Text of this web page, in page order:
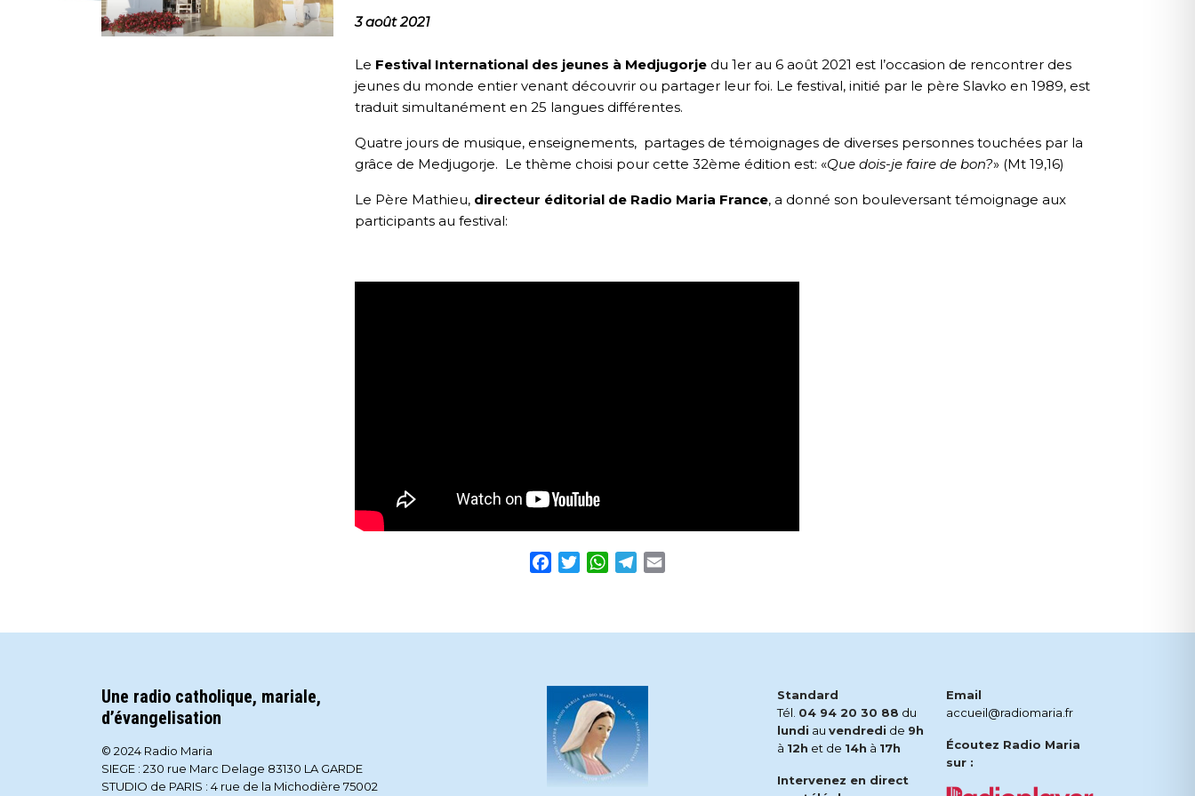
3 août 2021
Le Festival International des jeunes à Medjugorje du 1er au 6 août 2021 est l’occasion de rencontrer des
jeunes du monde entier venant découvrir ou partager leur foi. Le festival, initié par le père Slavko en 1989, est
traduit simultanément en 25 langues différentes.
Quatre jours de musique, enseignements, partages de témoignages de diverses personnes touchées par la
grâce de Medjugorje. Le thème choisi pour cette 32ème édition est: «Que dois-je faire de bon?» (Mt 19,16)
Le Père Mathieu, directeur éditorial de Radio Maria France, a donné son bouleversant témoignage aux
participants au festival:
Facebook
TwitterWhatsApp
Telegram
Une radio catholique, mariale,
d’évangelisation
© 2024 Radio Maria
SIEGE : 230 rue Marc Delage 83130 LA GARDE
STUDIO de PARIS : 4 rue de la Michodière 75002
Standard
Tél. 04 94 20 30 88 du
lundi au vendredi de 9h
à 12h et de 14h à 17h
Intervenez en direct
Email
accueil@radiomaria.fr
Écoutez Radio Maria
sur :